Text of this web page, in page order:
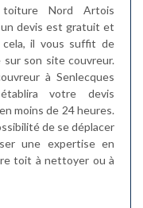
toiture Nord Artois
devis est gratuit et
il vous suffit de
son site couvreur.
à Senlecques
votre devis
moins de 24 heures.
de se déplacer
une expertise en
toit à nettoyer ou à